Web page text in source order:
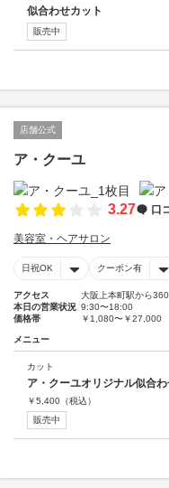
似合わせカット
販売中
店舗公式
ア・クーユ
3.27 口
美容室・ヘアサロン
日祝OK クーポン有
アクセス
大阪上本町駅から
本日の営業状況 9:30〜18:00
価格帯
￥1,080〜￥27,000
メニュー
カット
ア・クーユオリジナル似合わ
￥5,400 （税込）
販売中